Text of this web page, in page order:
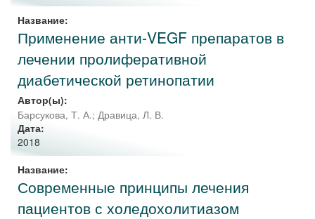
Название:
Применение анти-VEGF препаратов в
лечении пролиферативной
диабетической ретинопатии
Автор(ы):
Барсукова, Т. А.; Дравица, Л. В.
Дата:
2018
Название:
Современные принципы лечения
пациентов с холедохолитиазом